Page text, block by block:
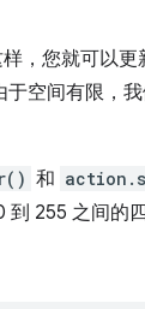
，您就可以
空间有限，
和
255 之间的